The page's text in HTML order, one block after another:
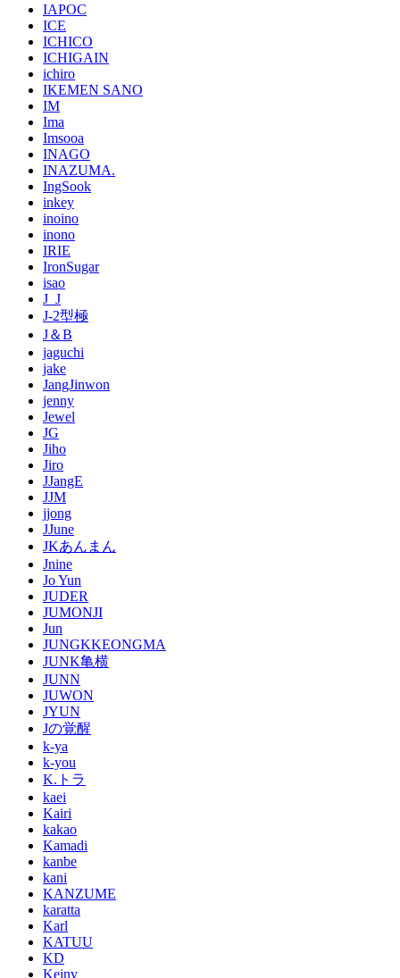
IAPOC
ICE
ICHICO
ICHIGAIN
ichiro
IKEMEN SANO
IM
Ima
Imsooa
INAGO
INAZUMA.
IngSook
inkey
inoino
inono
IRIE
IronSugar
isao
J_J
J-2型極
J＆B
jaguchi
jake
JangJinwon
jenny
Jewel
JG
Jiho
Jiro
JJangE
JJM
jjong
JJune
JKあんまん
Jnine
Jo Yun
JUDER
JUMONJI
Jun
JUNGKKEONGMA
JUNK亀横
JUNN
JUWON
JYUN
Jの覚醒
k-ya
k-you
K.トラ
kaei
Kairi
kakao
Kamadi
kanbe
kani
KANZUME
karatta
Karl
KATUU
KD
Keinv